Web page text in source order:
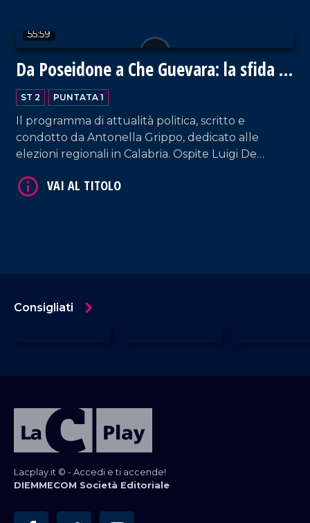
55:59
Da Poseidone a Che Guevara: la sfida di
De Magistris
ST 2 PUNTATA 1
Il programma di attualità politica, scritto e
condotto da Antonella Grippo, dedicato alle
elezioni regionali in Calabria. Ospite Luigi De
Calabria per il Polo Civico.
Consigliati
Lacplay.it © - Accedi e ti accende!
DIEMMECOM Società Editoriale